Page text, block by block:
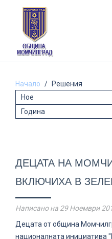
Начало Решения
ДЕЦАТА НА
ВКЛЮЧИХА В
Написано на 29 Ноември
Децата от община
националната инициатива